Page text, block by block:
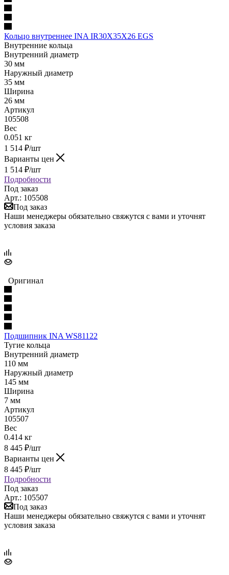
Кольцо внутреннее INA IR30X35X26 EGS
Внутренние кольца
Внутренний диаметр
30 мм
Наружный диаметр
35 мм
Ширина
26 мм
Артикул
105508
Вес
0.051 кг
1 514 ₽/шт
Варианты цен
1 514 ₽/шт
Подробности
Под заказ
Арт.: 105508
Под заказ
Наши менеджеры обязательно свяжутся с вами и уточнят
условия заказа
Оригинал
Подшипник INA WS81122
Тугие кольца
Внутренний диаметр
110 мм
Наружный диаметр
145 мм
Ширина
7 мм
Артикул
105507
Вес
0.414 кг
8 445 ₽/шт
Варианты цен
8 445 ₽/шт
Подробности
Под заказ
Арт.: 105507
Под заказ
Наши менеджеры обязательно свяжутся с вами и уточнят
условия заказа